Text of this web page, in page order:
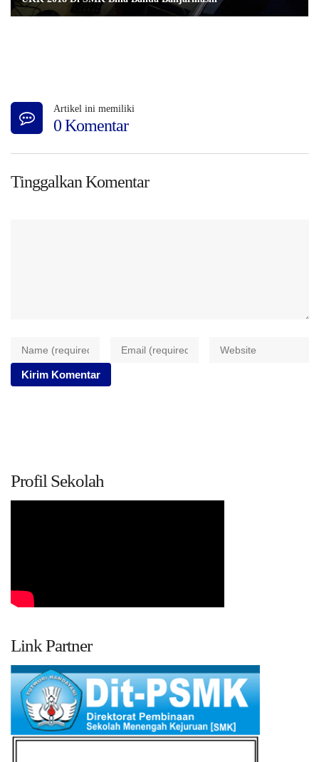
Artikel ini memiliki
0 Komentar
Tinggalkan Komentar
Profil Sekolah
Link Partner